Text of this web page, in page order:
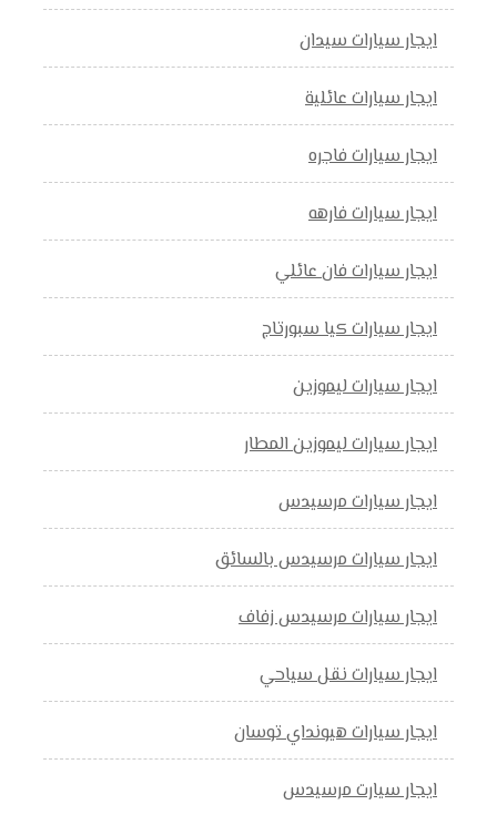
ايجار سيارات سيدان
ايجار سيارات عائلية
ايجار سيارات فاجره
ايجار سيارات فارهه
ايجار سيارات فان عائلي
ايجار سيارات كيا سبورتاج
ايجار سيارات ليموزين
ايجار سيارات ليموزين المطار
ايجار سيارات مرسيدس
ايجار سيارات مرسيدس بالسائق
ايجار سيارات مرسيدس زفاف
ايجار سيارات نقل سياحي
ايجار سيارات هيونداي توسان
ايجار سيارت مرسيدس